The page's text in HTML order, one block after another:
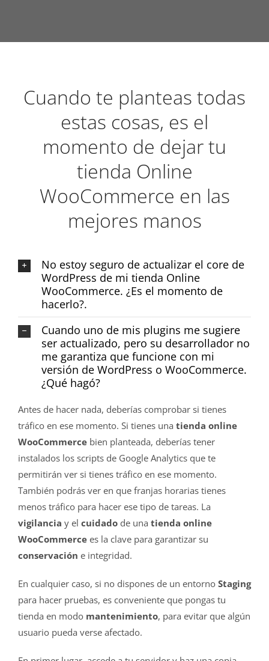
Cuando te planteas todas
estas cosas, es el
momento de dejar tu
tienda Online
WooCommerce en las
mejores manos
No estoy seguro de actualizar el core de
WordPress de mi tienda Online
WooCommerce. ¿Es el momento de
hacerlo?.
Cuando uno de mis plugins me sugiere
ser actualizado, pero su desarrollador no
me garantiza que funcione con mi
versión de WordPress o WooCommerce.
¿Qué hagó?
Antes de hacer nada, deberías comprobar si tienes
tráfico en ese momento. Si tienes una tienda online
WooCommercebien planteada, deberías tener
instalados los scripts de Google Analytics que te
permitirán ver si tienes tráfico en ese momento.
También podrás ver en que franjas horarias tienes
menos tráfico para hacer ese tipo de tareas. La
vigilancia y el cuidado de una tienda online
WooCommercees la clave para garantizar su
conservación e integridad.
En cualquier caso, si no dispones de un entorno Staging
para hacer pruebas, es conveniente que pongas tu
tienda en modo mantenimiento, para evitar que algún
usuario pueda verse afectado.